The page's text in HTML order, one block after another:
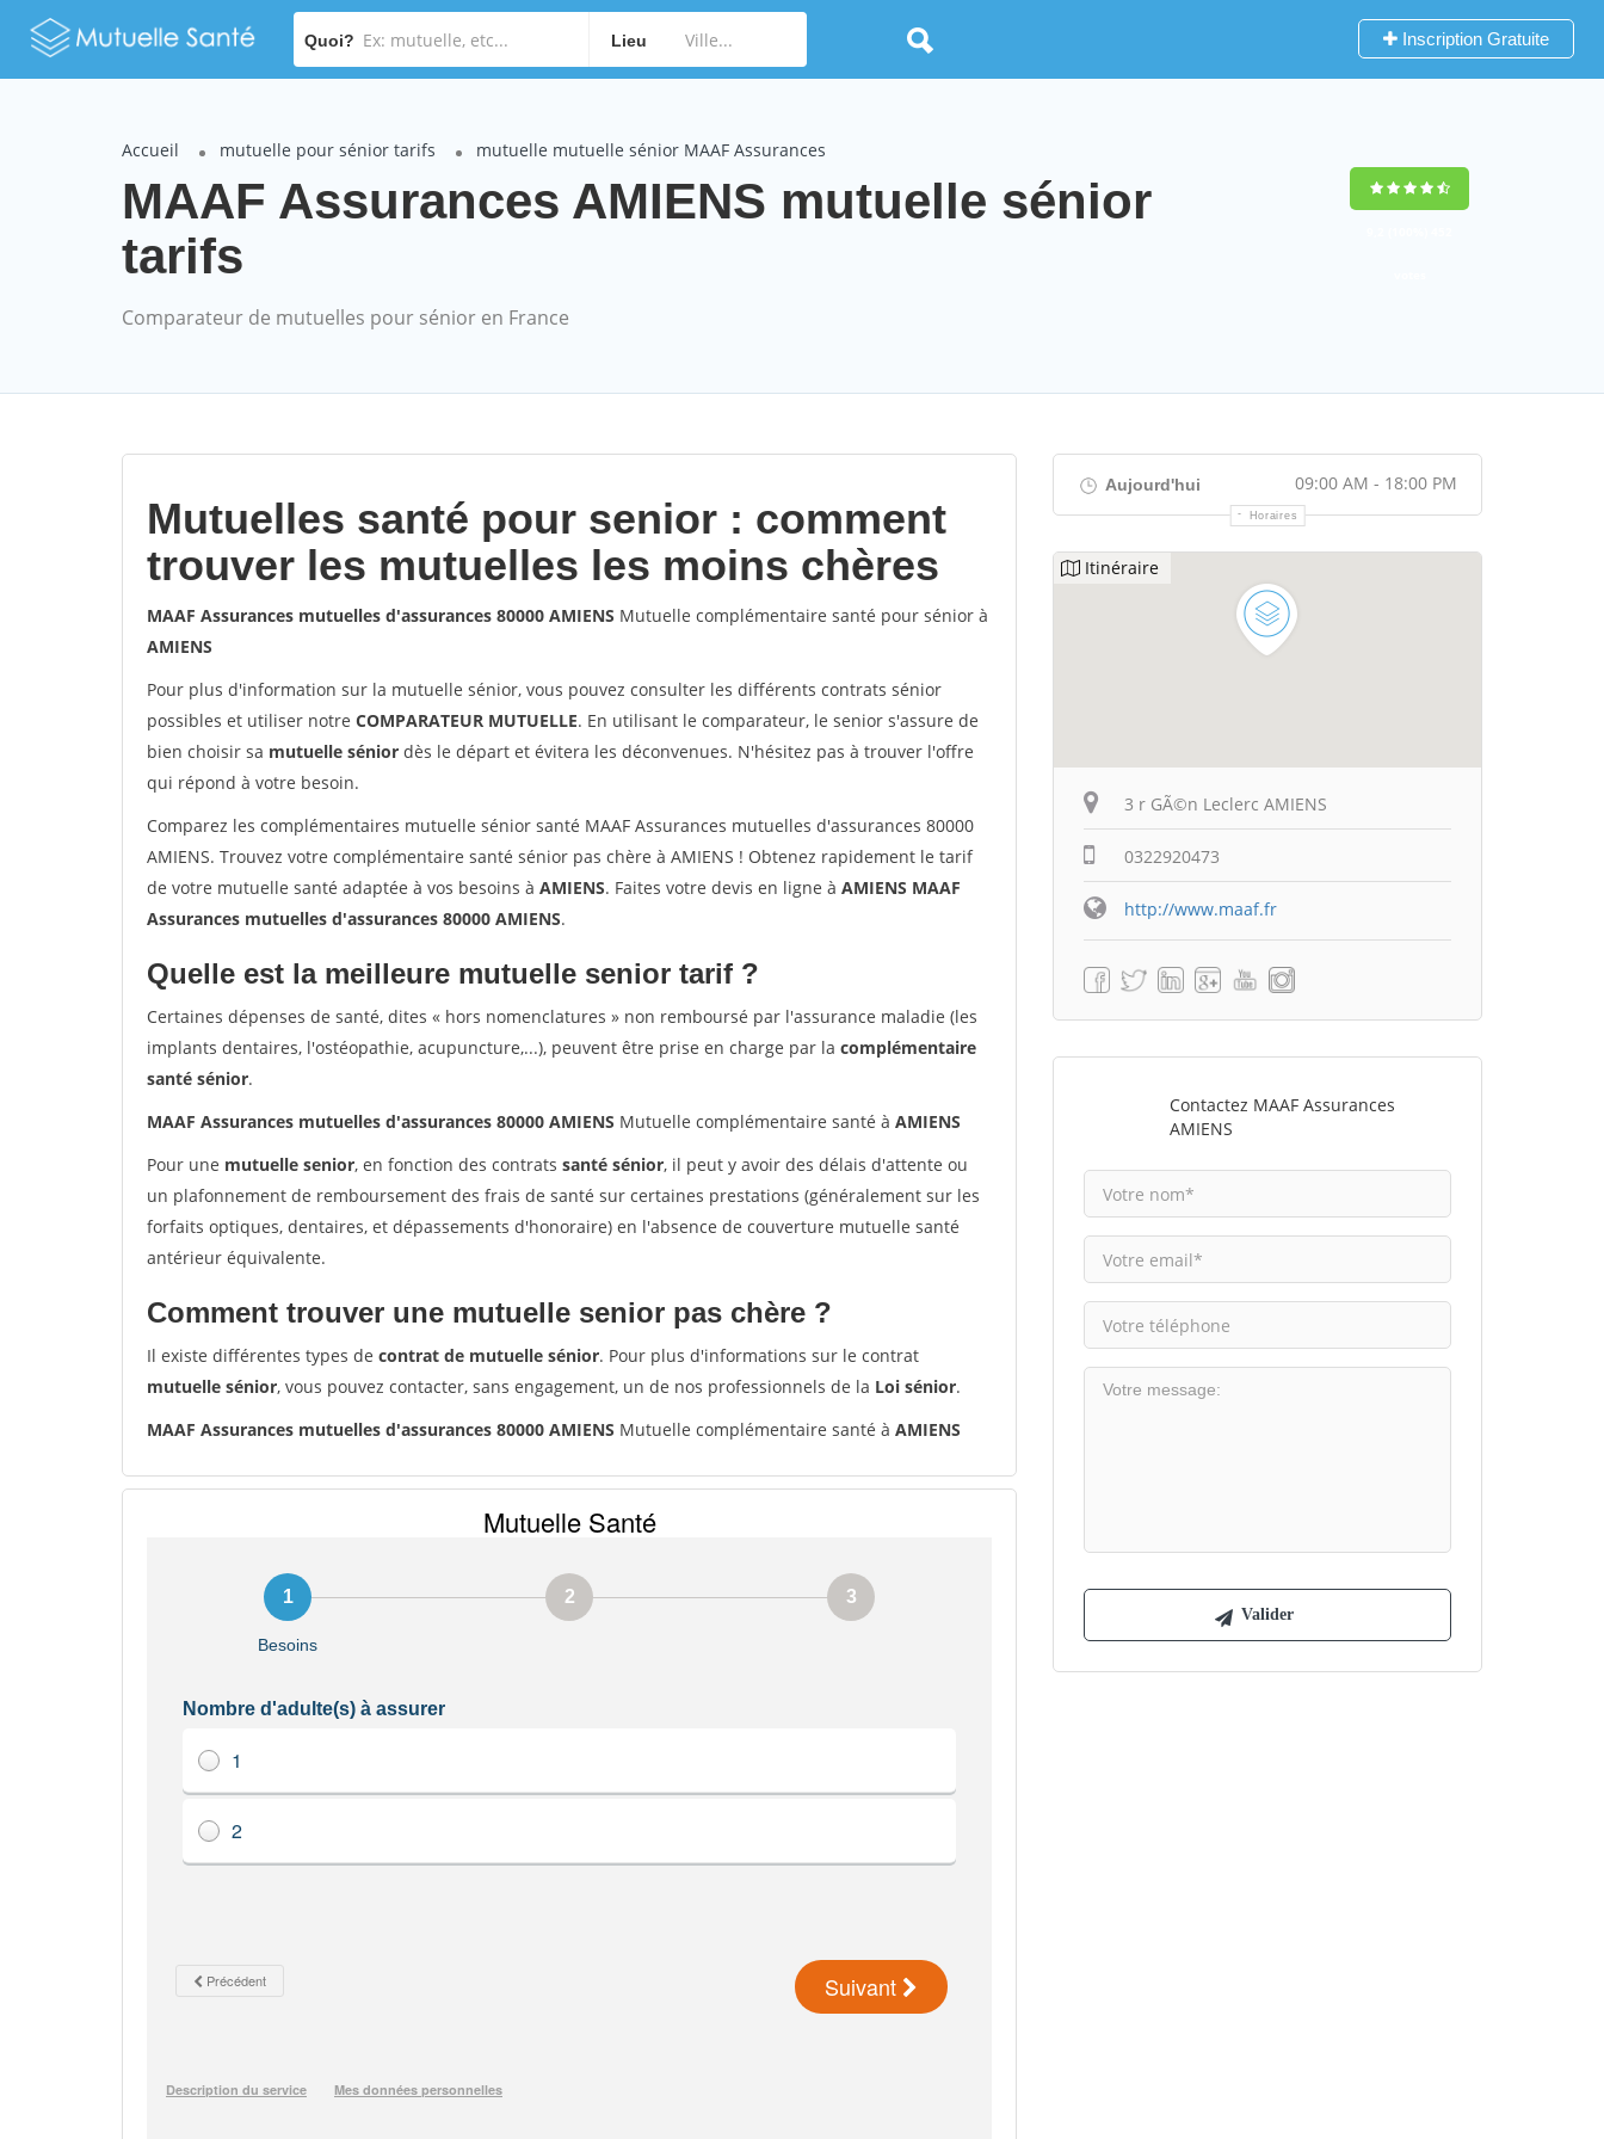
Quoi? Lieu Inscription Gratuite
Accueil mutuelle pour sénior tarifs mutuelle mutuelle sénior MAAF Assurances
MAAF Assurances AMIENS mutuelle sénior
tarifs
Comparateur de mutuelles pour sénior en France
Mutuelles santé pour senior : comment
trouver les mutuelles les moins chères
MAAF Assurances mutuelles d'assurances 80000 AMIENS Mutuelle complémentaire santé pour sénior à
AMIENS
Pour plus d'information sur la mutuelle sénior, vous pouvez consulter les différents contrats sénior
possibles et utiliser notre COMPARATEUR MUTUELLE. En utilisant le comparateur, le senior s'assure de
bien choisir sa mutuelle sénior dès le départ et évitera les déconvenues. N'hésitez pas à trouver l'offre
qui répond à votre besoin.
Comparez les complémentaires mutuelle sénior santé MAAF Assurances mutuelles d'assurances 80000
AMIENS. Trouvez votre complémentaire santé sénior pas chère à AMIENS ! Obtenez rapidement le tarif
de votre mutuelle santé adaptée à vos besoins à AMIENS. Faites votre devis en ligne à AMIENS MAAF
Assurances mutuelles d'assurances 80000 AMIENS.
Quelle est la meilleure mutuelle senior tarif ?
Certaines dépenses de santé, dites « hors nomenclatures » non remboursé par l'assurance maladie (les
implants dentaires, l'ostéopathie, acupuncture,...), peuvent être prise en charge par la complémentaire
santé sénior.
MAAF Assurances mutuelles d'assurances 80000 AMIENS Mutuelle complémentaire santé à AMIENS
Pour une mutuelle senior, en fonction des contrats santé sénior, il peut y avoir des délais d'attente ou
un plafonnement de remboursement des frais de santé sur certaines prestations (généralement sur les
forfaits optiques, dentaires, et dépassements d'honoraire) en l'absence de couverture mutuelle santé
antérieur équivalente.
Comment trouver une mutuelle senior pas chère ?
Il existe différentes types de contrat de mutuelle sénior. Pour plus d'informations sur le contrat
mutuelle sénior, vous pouvez contacter, sans engagement, un de nos professionnels de la Loi sénior.
MAAF Assurances mutuelles d'assurances 80000 AMIENS Mutuelle complémentaire santé à AMIENS
Aujourd'hui 09:00 AM - 18:00 PM
Horaires
Itinéraire
3 r GÃ©n Leclerc AMIENS
0322920473
http://www.maaf.fr
Contactez MAAF Assurances
AMIENS